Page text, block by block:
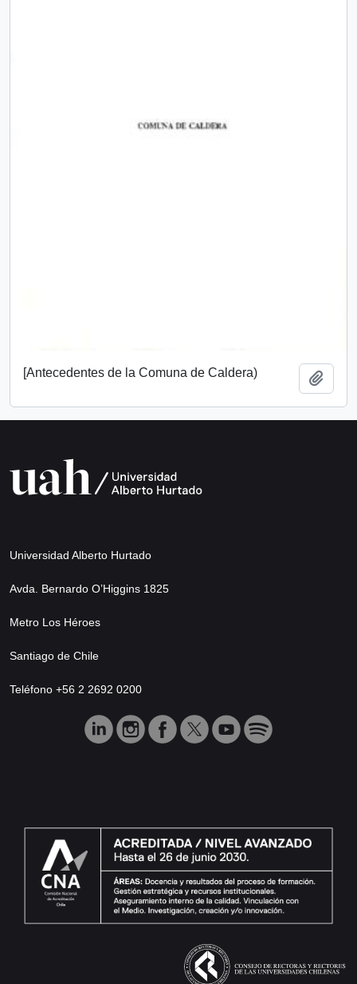
[Antecedentes de la Comuna de Caldera)
Universidad Alberto Hurtado
Avda. Bernardo O’Higgins 1825
Metro Los Héroes
Santiago de Chile
Teléfono +56 2 2692 0200